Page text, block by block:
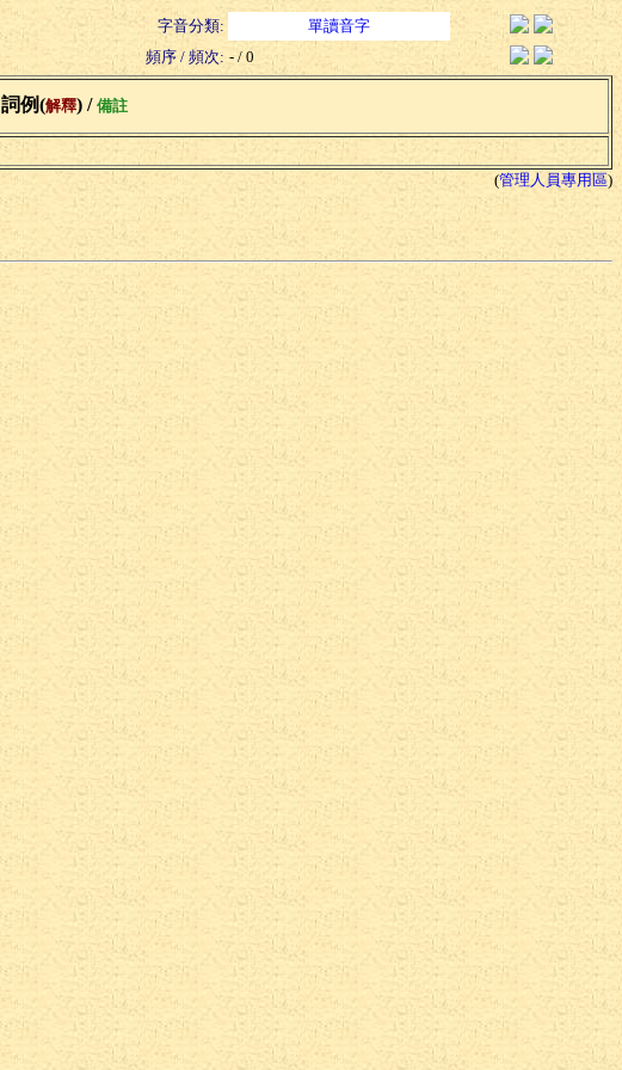
字音分類:
單讀音字
頻序 / 頻次: - / 0
詞例(解釋) / 備註
(管理人員專用區)